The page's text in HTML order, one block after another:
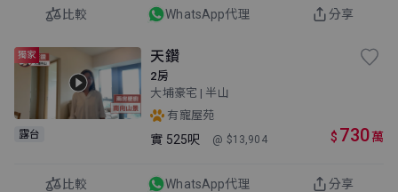
比較 WhatsApp代理 分享
獨家
露台
天鑽
2房
大埔豪宅 | 半山
有寵屋苑
實 525呎 @ $13,904 $ 730萬
比較 WhatsApp代理 分享